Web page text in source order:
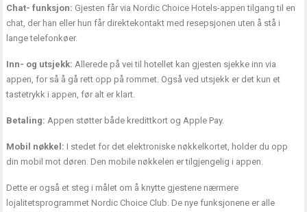
Chat- funksjon: Gjesten får via Nordic Choice Hotels-appen tilgang til en
chat, der han eller hun får direktekontakt med resepsjonen uten å stå i
lange telefonkøer.
Inn- og utsjekk: Allerede på vei til hotellet kan gjesten sjekke inn via
appen, for så å gå rett opp på rommet. Også ved utsjekk er det kun et
tastetrykk i appen, før alt er klart.
Betaling: Appen støtter både kredittkort og Apple Pay.
Mobil nøkkel: I stedet for det elektroniske nøkkelkortet, holder du opp
din mobil mot døren. Den mobile nøkkelen er tilgjengelig i appen.
Dette er også et steg i målet om å knytte gjestene nærmere
lojalitetsprogrammet Nordic Choice Club. De nye funksjonene er alle